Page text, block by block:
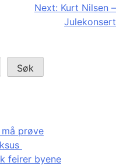
Next: Kurt Nilsen –
Julekonsert
Søk
prøve
feirer byene